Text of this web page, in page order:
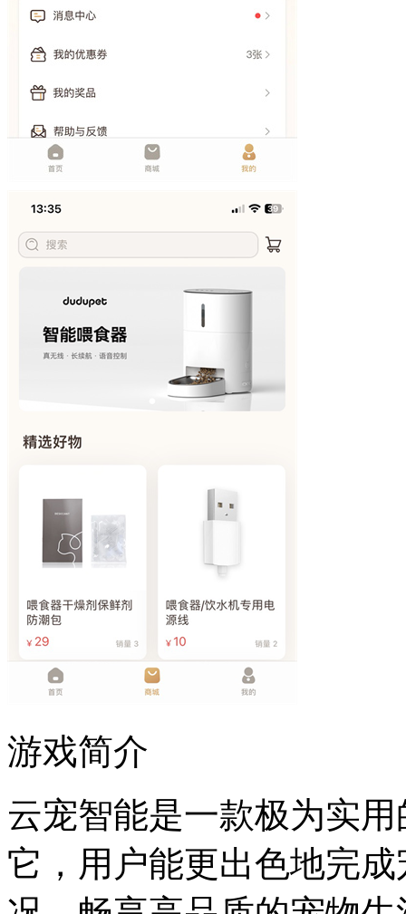
游戏简介
云宠智能是一款极为实
它，用户能更出色地完